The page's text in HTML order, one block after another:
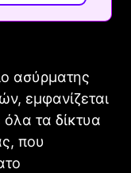
ασύρματης
εμφανίζεται
τα δίκτυα
που